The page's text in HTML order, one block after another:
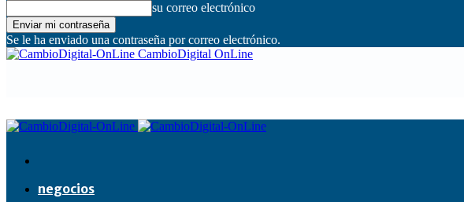
su correo electrónico
Se le ha enviado una contraseña por correo electrónico.
CambioDigital OnLine
negocios